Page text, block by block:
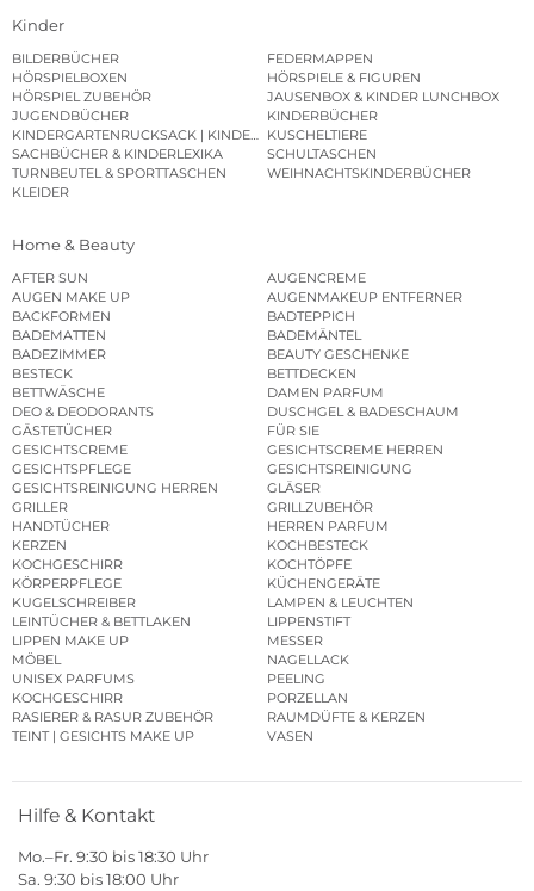
Kinder
BILDERBÜCHER
FEDERMAPPEN
HÖRSPIELBOXEN
HÖRSPIELE & FIGUREN
HÖRSPIEL ZUBEHÖR
JAUSENBOX & KINDER LUNCHBOX
JUGENDBÜCHER
KINDERBÜCHER
KINDERGARTENRUCKSACK | KINDERGARTENBEUTEL
KUSCHELTIERE
SACHBÜCHER & KINDERLEXIKA
SCHULTASCHEN
TURNBEUTEL & SPORTTASCHEN
WEIHNACHTSKINDERBÜCHER
KLEIDER
Home & Beauty
AFTER SUN
AUGENCREME
AUGEN MAKE UP
AUGENMAKEUP ENTFERNER
BACKFORMEN
BADTEPPICH
BADEMATTEN
BADEMÄNTEL
BADEZIMMER
BEAUTY GESCHENKE
BESTECK
BETTDECKEN
BETTWÄSCHE
DAMEN PARFUM
DEO & DEODORANTS
DUSCHGEL & BADESCHAUM
GÄSTETÜCHER
FÜR SIE
GESICHTSCREME
GESICHTSCREME HERREN
GESICHTSPFLEGE
GESICHTSREINIGUNG
GESICHTSREINIGUNG HERREN
GLÄSER
GRILLER
GRILLZUBEHÖR
HANDTÜCHER
HERREN PARFUM
KERZEN
KOCHBESTECK
KOCHGESCHIRR
KOCHTÖPFE
KÖRPERPFLEGE
KÜCHENGERÄTE
KUGELSCHREIBER
LAMPEN & LEUCHTEN
LEINTÜCHER & BETTLAKEN
LIPPENSTIFT
LIPPEN MAKE UP
MESSER
MÖBEL
NAGELLACK
UNISEX PARFUMS
PEELING
KOCHGESCHIRR
PORZELLAN
RASIERER & RASUR ZUBEHÖR
RAUMDÜFTE & KERZEN
TEINT | GESICHTS MAKE UP
VASEN
Hilfe & Kontakt
Mo.–Fr. 9:30 bis 18:30 Uhr
Sa. 9:30 bis 18:00 Uhr